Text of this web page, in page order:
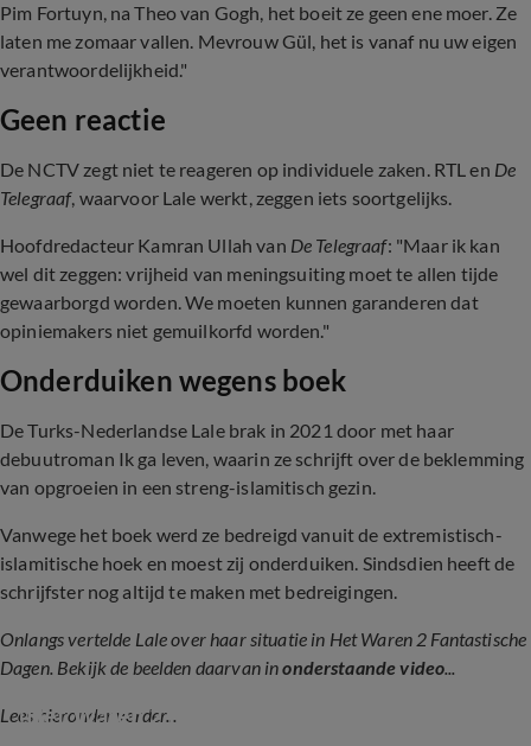
Pim Fortuyn, na Theo van Gogh, het boeit ze geen ene moer. Ze
laten me zomaar vallen. Mevrouw Gül, het is vanaf nu uw eigen
verantwoordelijkheid."
Geen reactie
De NCTV zegt niet te reageren op individuele zaken. RTL en De
Telegraaf, waarvoor Lale werkt, zeggen iets soortgelijks.
Hoofdredacteur Kamran Ullah van De Telegraaf: "Maar ik kan
wel dit zeggen: vrijheid van meningsuiting moet te allen tijde
gewaarborgd worden. We moeten kunnen garanderen dat
opiniemakers niet gemuilkorfd worden."
Onderduiken wegens boek
De Turks-Nederlandse Lale brak in 2021 door met haar
debuutroman Ik ga leven, waarin ze schrijft over de beklemming
van opgroeien in een streng-islamitisch gezin.
Vanwege het boek werd ze bedreigd vanuit de extremistisch-
islamitische hoek en moest zij onderduiken. Sindsdien heeft de
schrijfster nog altijd te maken met bedreigingen.
Onlangs vertelde Lale over haar situatie in Het Waren 2 Fantastische
Dagen. Bekijk de beelden daarvan inonderstaande video...
Lees hieronder verder...
Lale Gül moest onderduiken in een safe house
(Het Waren 2 Fantastische Dagen)